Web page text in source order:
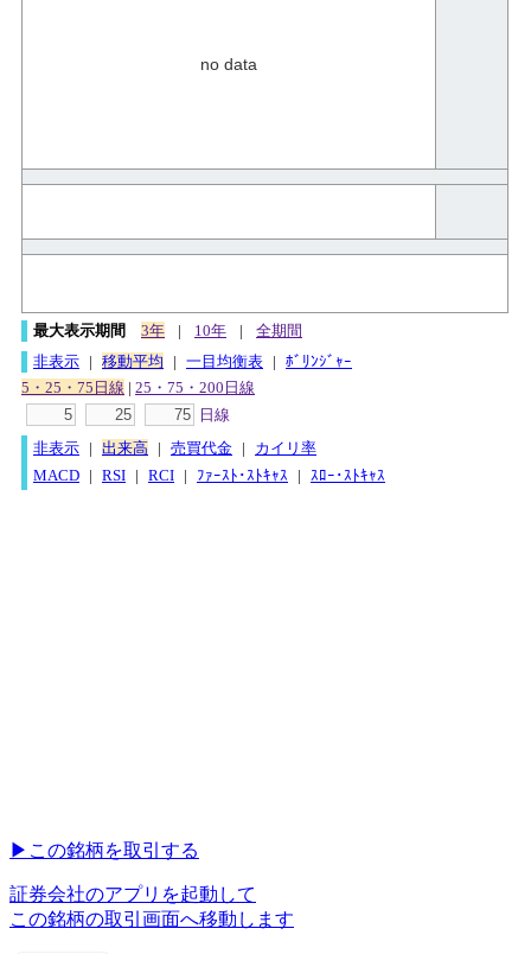
no data
最大表示期間 3年 | 10年 |
全期間
非表示 | 移動平均 | 一目均衡表 | ﾎﾞﾘﾝｼﾞｬｰ
5・25・75日線 | 25・75・200日線
日線
非表示 | 出来高 | 売買代金 |
カイリ率
MACD | RSI | RCI | ﾌｧｰｽﾄ･ｽﾄｷｬｽ | ｽﾛｰ･ｽﾄｷｬｽ
▶︎ この銘柄を取引する
証券会社のアプリを起動して
この銘柄の取引画面へ移動します